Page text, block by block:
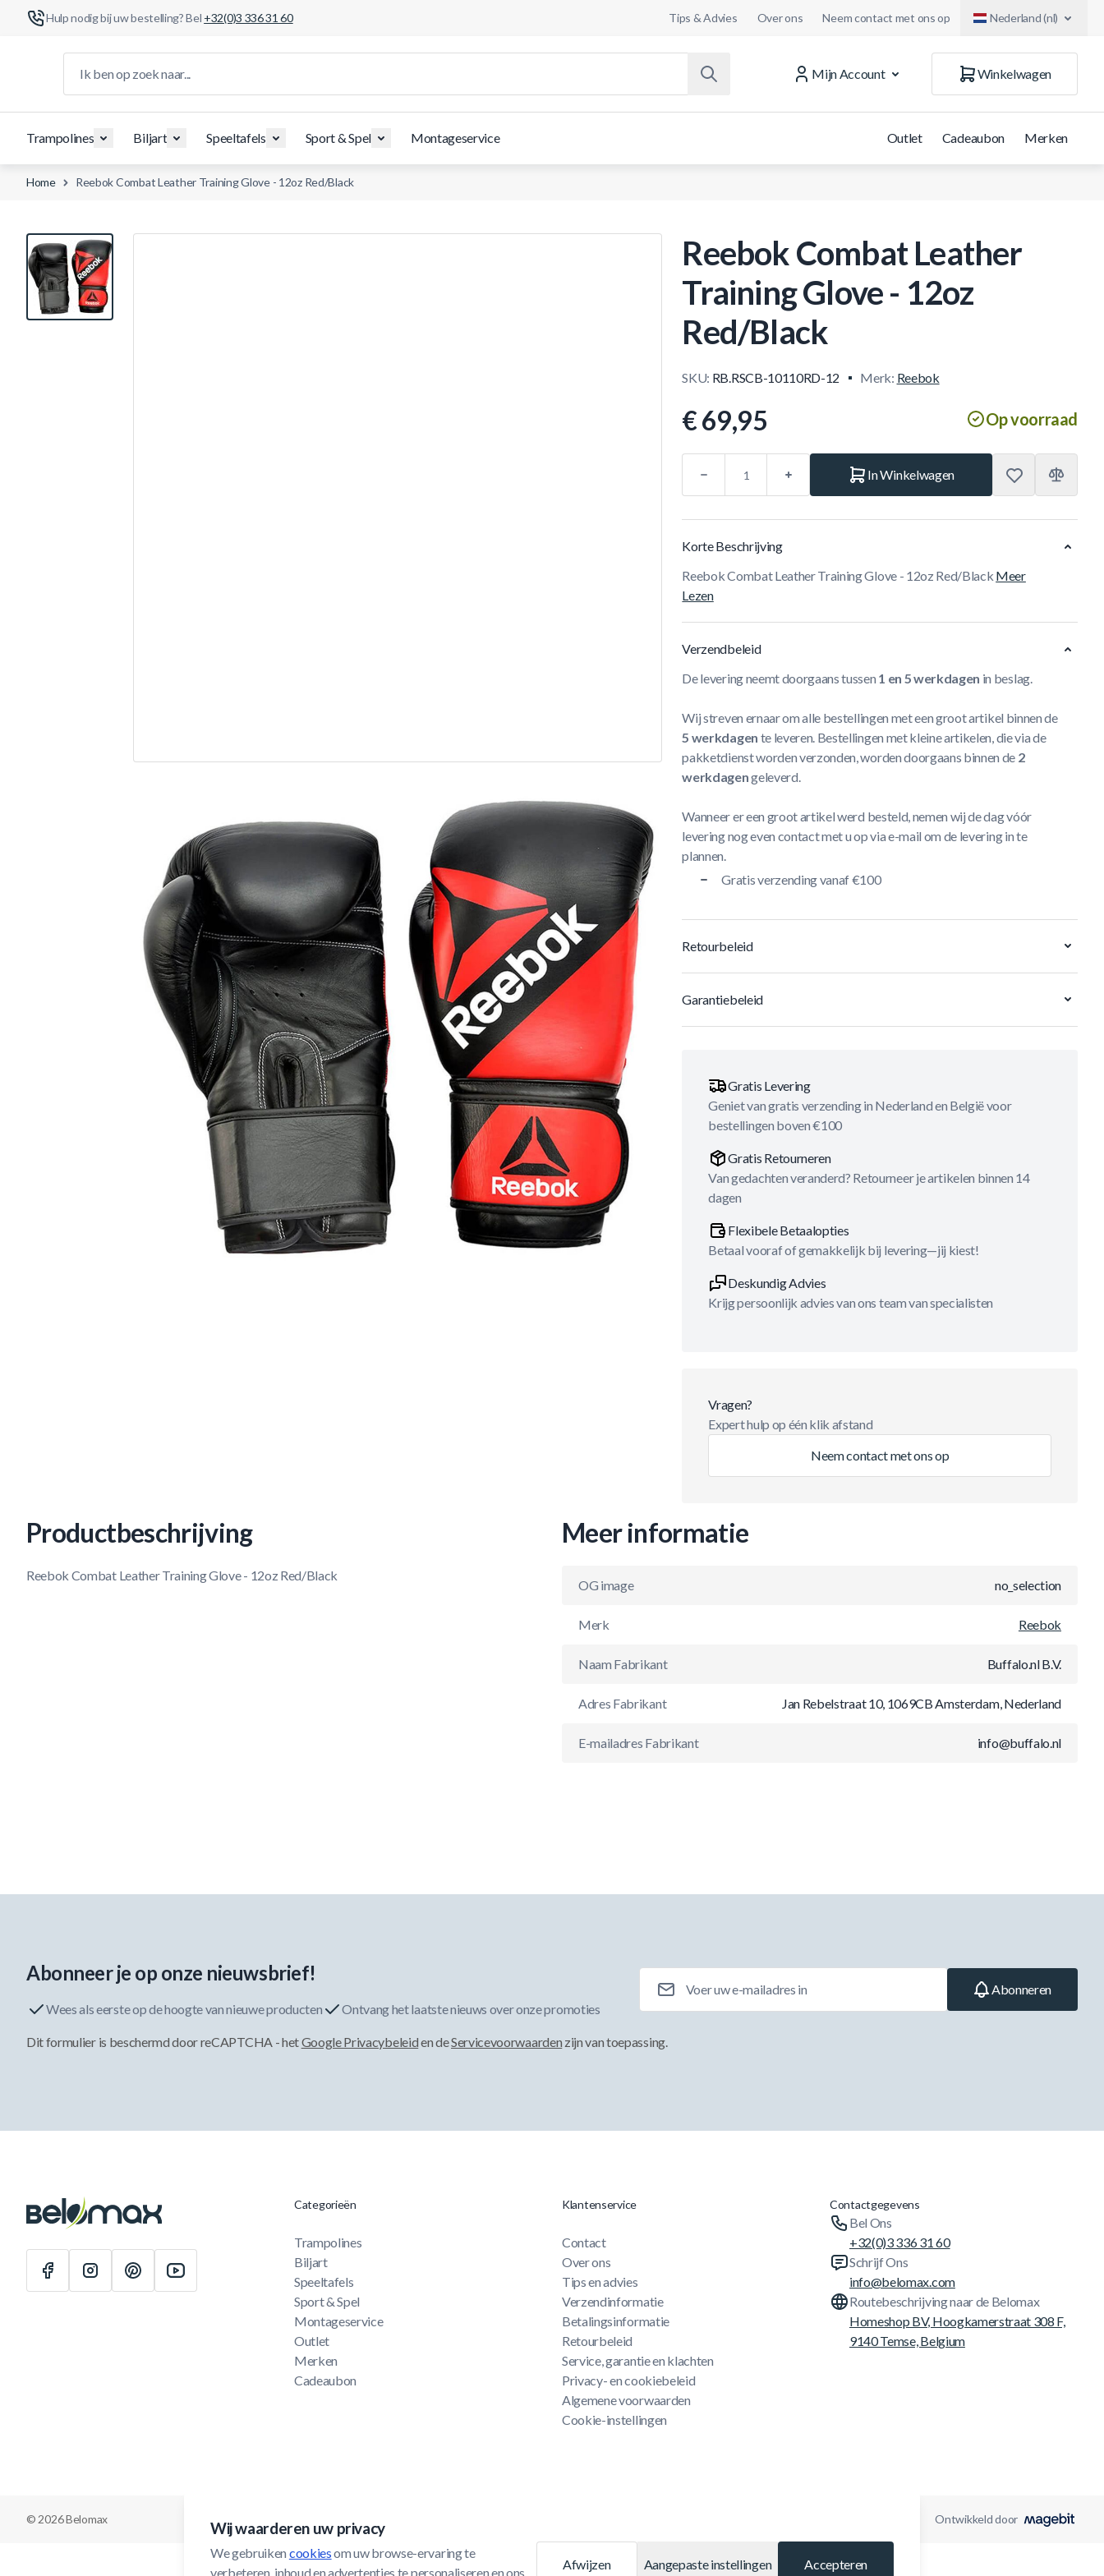
Hulp nodig bij uw bestelling? Bel +32(0)3 336 31 60 Tips & Advies Over ons Neem contact met ons op Nederland (nl)
Mijn Account
Winkelwagen
Trampolines Biljart Speeltafels Sport & Spel Montageservice Outlet Cadeaubon Merken
Home Reebok Combat Leather Training Glove - 12oz Red/Black
View larger image
Reebok Combat Leather
Training Glove - 12oz
Red/Black
SKU: RB.RSCB-10110RD-12 Merk: Reebok
€ 69,95 Op voorraad
In Winkelwagen
Korte Beschrijving
Reebok Combat Leather Training Glove - 12oz Red/Black Meer
Lezen
Verzendbeleid
De levering neemt doorgaans tussen 1 en 5 werkdagen in beslag.
Wij streven ernaar om alle bestellingen met een groot artikel binnen de
5 werkdagen te leveren. Bestellingen met kleine artikelen, die via de
pakketdienst worden verzonden, worden doorgaans binnen de 2
werkdagengeleverd.
Wanneer er een groot artikel werd besteld, nemen wij de dag vóór
levering nog even contact met u op via e-mail om de levering in te
plannen.
Gratis verzending vanaf €100
Retourbeleid
Garantiebeleid
Gratis Levering
Geniet van gratis verzending in Nederland en België voor
bestellingen boven €100
Gratis Retourneren
Van gedachten veranderd? Retourneer je artikelen binnen 14
dagen
Flexibele Betaalopties
Betaal vooraf of gemakkelijk bij levering—jij kiest!
Deskundig Advies
Krijg persoonlijk advies van ons team van specialisten
Vragen?
Expert hulp op één klik afstand
Neem contact met ons op
Productbeschrijving
Reebok Combat Leather Training Glove - 12oz Red/Black
Meer informatie
OG image no_selection
Merk Reebok
Naam Fabrikant Buffalo.nl B.V.
Adres Fabrikant Jan Rebelstraat 10, 1069CB Amsterdam, Nederland
E-mailadres Fabrikant info@buffalo.nl
Wij waarderen uw privacy
We gebruiken cookies om uw browse-ervaring te
verbeteren, inhoud en advertenties te personaliseren en ons
Afwijzen Aangepaste instellingen Accepteren
Abonneer je op onze nieuwsbrief!
Wees als eerste op de hoogte van nieuwe producten Ontvang het laatste nieuws over onze promoties
Abonneren
Dit formulier is beschermd door reCAPTCHA - hetGoogle Privacybeleiden deServicevoorwaarden zijn van toepassing.
Categorieën
Trampolines
Biljart
Speeltafels
Sport & Spel
Montageservice
Outlet
Merken
Cadeaubon
Klantenservice
Contact
Over ons
Tips en advies
Verzendinformatie
Betalingsinformatie
Retourbeleid
Service, garantie en klachten
Privacy- en cookiebeleid
Algemene voorwaarden
Cookie-instellingen
Contactgegevens
Bel Ons
+32(0)3 336 31 60
Schrijf Ons
info@belomax.com
Routebeschrijving naar de Belomax
Homeshop BV, Hoogkamerstraat 308 F,
9140 Temse, Belgium
© 2026 Belomax Ontwikkeld door